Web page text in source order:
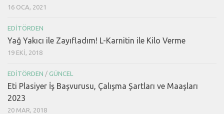
16 OCA, 2021
EDITÖRDEN
Yağ Yakıcı ile Zayıfladım! L-Karnitin ile Kilo Verme
19 EKI, 2018
EDITÖRDEN / GÜNCEL
Eti Plasiyer İş Başvurusu, Çalışma Şartları ve Maaşları
2023
20 MAR, 2018